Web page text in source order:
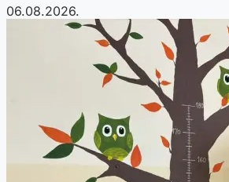
06.08.2026.